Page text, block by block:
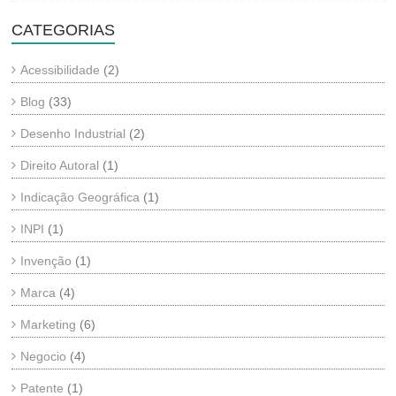
CATEGORIAS
Acessibilidade (2)
Blog (33)
Desenho Industrial (2)
Direito Autoral (1)
Indicação Geográfica (1)
INPI (1)
Invenção (1)
Marca (4)
Marketing (6)
Negocio (4)
Patente (1)